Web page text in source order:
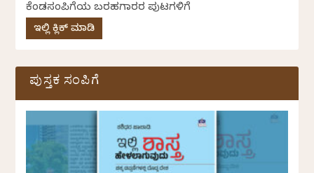
ಕೆಂಡಸಂಪಿಗೆಯ ಬರಹಗಾರರ ಪುಟಗಳಿಗೆ
ಇಲ್ಲಿ ಕ್ಲಿಕ್ ಮಾಡಿ
ಪುಸ್ತಕ ಸಂಪಿಗೆ